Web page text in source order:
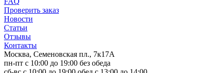
Проверить заказ
Новости
Статьи
Отзывы
Контакты
Москва, Семеновская пл., 7к17А
пн-пт с 10:00 до 19:00 без обеда